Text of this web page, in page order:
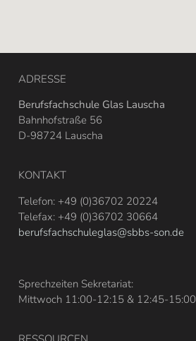
ADRESSE
Berufsfachschule Glas Lauscha
Bahnhofstraße 56
D-98724 Lauscha
KONTAKT
Telefon: +49 (0)36702 20224
Telefax: +49 (0)36702 30664
berufsfachschuleglas@sbbs-son.de
Sprechzeiten Sekretariat:
Mittwoch 11:00-12:15 & 12:45-15:00